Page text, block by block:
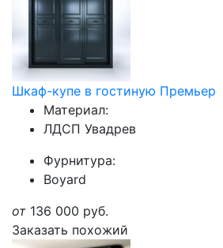
Шкаф-купе в гостиную Премьер
Материал:
ЛДСП Увадрев
Фурнитура:
Boyard
от 136 000 руб.
Заказать похожий